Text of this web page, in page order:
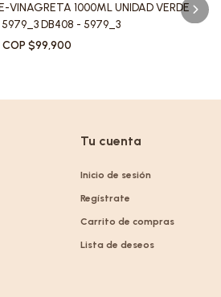
VINAGRETA 1000ML UNIDAD VERDE
DB408 - 5979_3
COP $99,900
Tu cuenta
Inicio de sesión
Regístrate
Carrito de compras
Lista de deseos